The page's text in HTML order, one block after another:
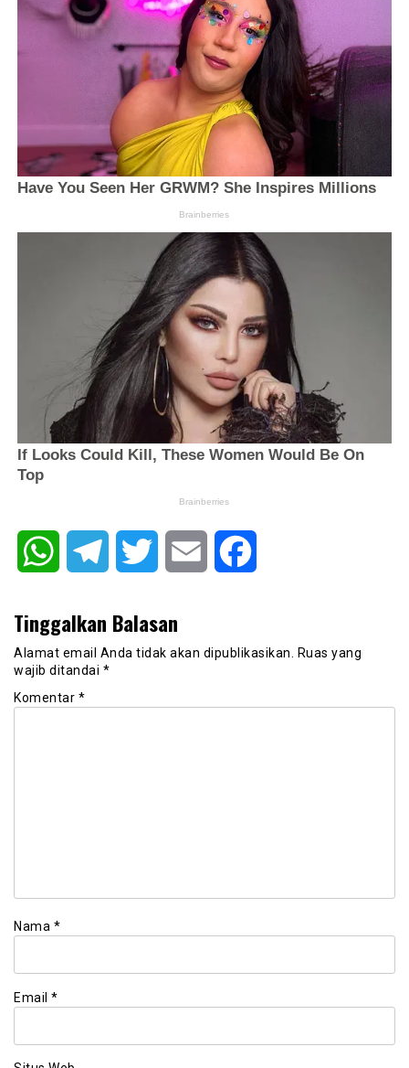
WhatsAppTelegram Twitter Email
Tinggalkan Balasan
Alamat email Anda tidak akan dipublikasikan.
Ruas yang
wajib ditandai *
Komentar *
Nama *
Email *